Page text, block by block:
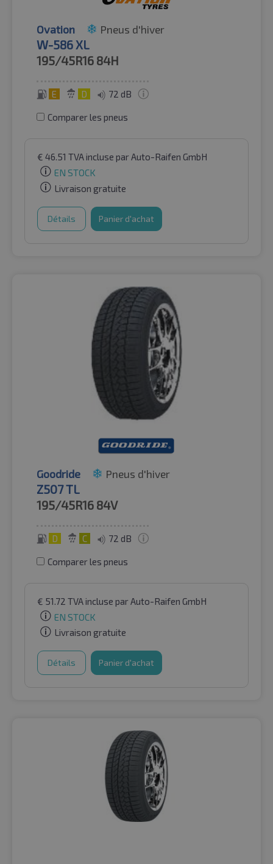
Ovation Pneus d'hiver
W-586 XL
195/45R16 84H
E D 72 dB
Comparer les pneus
€ 46.51 TVA incluse par Auto-Raifen GmbH
EN STOCK
Livraison gratuite
Détails Panier d'achat
Goodride Pneus d'hiver
Z507 TL
195/45R16 84V
D C 72 dB
Comparer les pneus
€ 51.72 TVA incluse par Auto-Raifen GmbH
EN STOCK
Livraison gratuite
Détails Panier d'achat